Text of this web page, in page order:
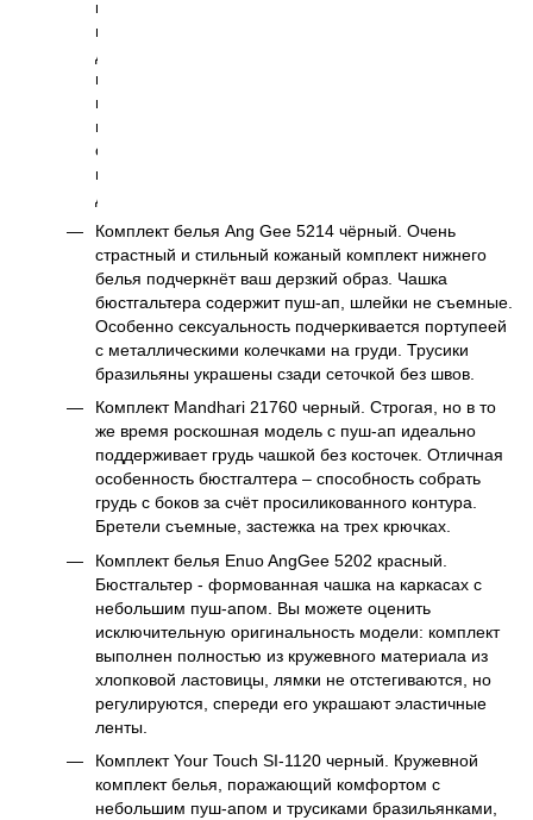
косточках
не
доставляет
неудобств
и
не
ограничивает
в
движениях.
Комплект белья Ang Gee 5214 чёрный. Очень
страстный и стильный кожаный комплект нижнего
белья подчеркнёт ваш дерзкий образ. Чашка
бюстгальтера содержит пуш-ап, шлейки не съемные.
Особенно сексуальность подчеркивается портупеей
с металлическими колечками на груди. Трусики
бразильяны украшены сзади сеточкой без швов.
Комплект Mandhari 21760 черный. Строгая, но в то
же время роскошная модель с пуш-ап идеально
поддерживает грудь чашкой без косточек. Отличная
особенность бюстгалтера – способность собрать
грудь с боков за счёт просиликованного контура.
Бретели съемные, застежка на трех крючках.
Комплект белья Enuo AngGee 5202 красный.
Бюстгальтер - формованная чашка на каркасах с
небольшим пуш-апом. Вы можете оценить
исключительную оригинальность модели: комплект
выполнен полностью из кружевного материала из
хлопковой ластовицы, лямки не отстегиваются, но
регулируются, спереди его украшают эластичные
ленты.
Комплект Your Touch SI-1120 черный. Кружевной
комплект белья, поражающий комфортом с
небольшим пуш-апом и трусиками бразильянками,